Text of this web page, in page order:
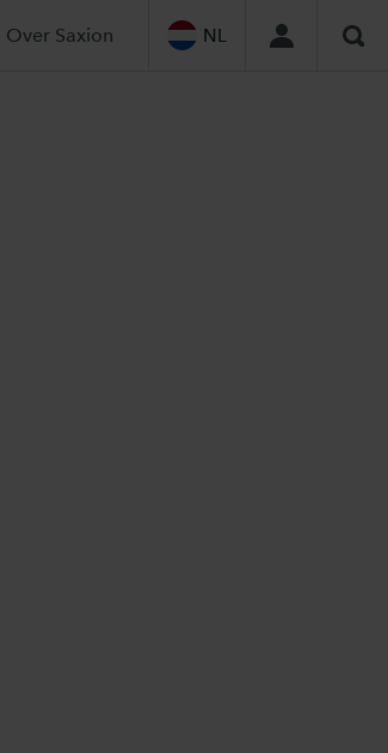
Over Saxion NL